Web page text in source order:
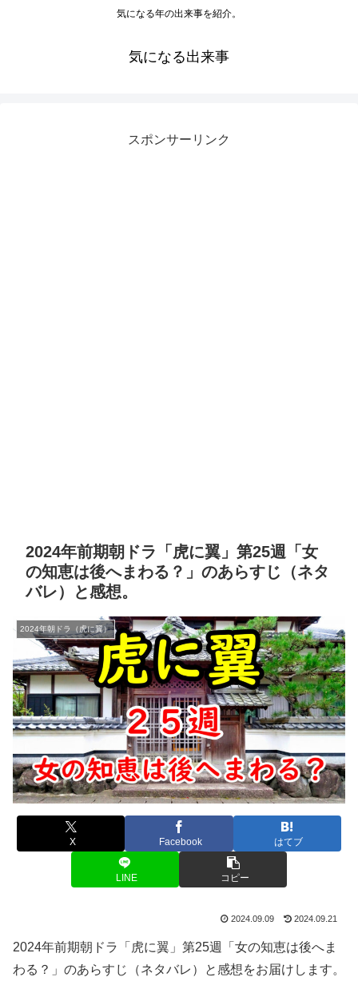
気になる年の出来事を紹介。
気になる出来事
スポンサーリンク
2024年前期朝ドラ「虎に翼」第25週「女
の知恵は後へまわる？」のあらすじ（ネタ
バレ）と感想。
2024年朝ドラ（虎に翼）
X Facebook はてブ
LINE コピー
2024.09.09 2024.09.21
2024年前期朝ドラ「虎に翼」第25週「女の知恵は後へま
わる？」のあらすじ（ネタバレ）と感想をお届けします。